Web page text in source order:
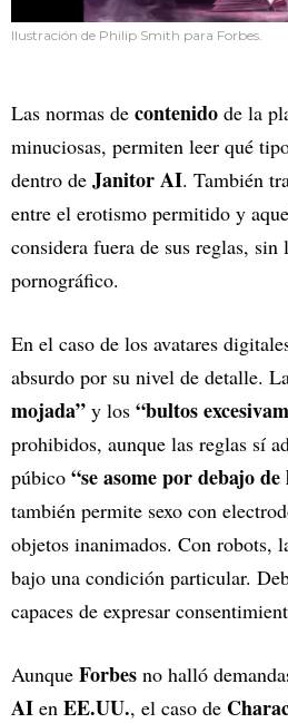
Ilustración de Philip Smith para Forbes.
Las normas de contenido de la
minuciosas, permiten leer qué
dentro de Janitor AI. También
entre el erotismo permitido y
considera fuera de sus reglas,
pornográfico.
En el caso de los avatares
absurdo por su nivel de detalle.
mojada” y los “bultos
prohibidos, aunque las reglas sí
púbico “se asome por debajo
también permite sexo con
objetos inanimados. Con robots,
bajo una condición particular.
capaces de expresar
Aunque Forbes no halló
AI en EE.UU., el caso de